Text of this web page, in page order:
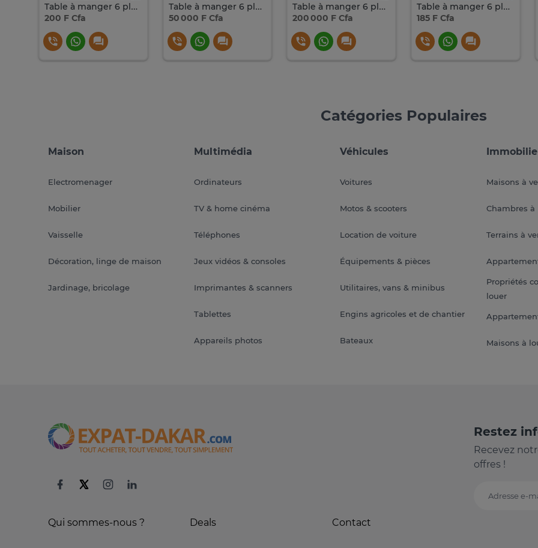
Table à manger 6 place
200 F Cfa
Table à manger 6 place
50 000 F Cfa
Table à manger 6 place
200 000 F Cfa
Table à manger 6 place
185 F Cfa
Catégories Populaires
Maison
Electromenager
Mobilier
Vaisselle
Décoration, linge de maison
Jardinage, bricolage
Multimédia
Ordinateurs
TV & home cinéma
Téléphones
Jeux vidéos & consoles
Imprimantes & scanners
Tablettes
Appareils photos
Véhicules
Voitures
Motos & scooters
Location de voiture
Équipements & pièces
Utilitaires, vans & minibus
Engins agricoles et de chantier
Bateaux
Maisons à
Chambres à
Terrains à
Propriétés
louer
Maisons à
Qui sommes-nous ? Deals Contact
Restez
Recevez
offres !
Adresse e-